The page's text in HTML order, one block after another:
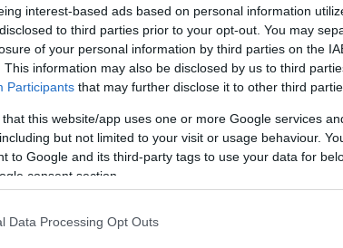
interest-based ads based on personal information
to third parties prior to your opt-out. You may
of your personal information by third parties on the
This information may also be disclosed by us to third
Participants that may further disclose it to other third
that this website/app uses one or more Google services
but not limited to your visit or usage behaviour.
to Google and its third-party tags to use your data for
consent section.
Data Processing Opt Outs